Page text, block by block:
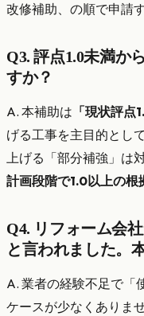
改修補助、の順で申請
Q3. 評点1.0未満か
すか？
A. 本補助は 「現状評点
げる工事を主目的とし
上げる「部分補強」は
計画段階で1.0以上の根
Q4. リフォーム会
と言われました。
A. 業者の経験不足で「
ケースが少なくありませ